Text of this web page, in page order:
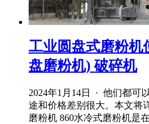
工业圆盘式磨粉机
盘磨粉机) 破碎机
2024年1月14日 · 他们都可
途和价格差别很大。本文将
磨粉机 860水冷式磨粉机是